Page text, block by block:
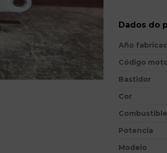
Dados do
Año
Código
Bastidor
Cor
Combustible
Potencia
Modelo